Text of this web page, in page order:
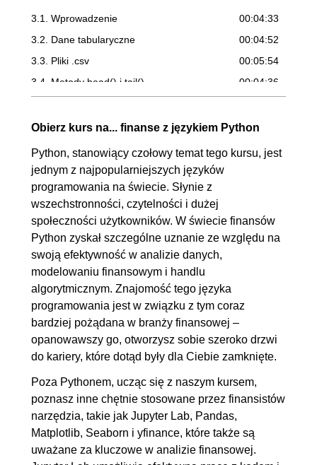
3.1. Wprowadzenie
00:04:33
3.2. Dane tabularyczne
00:04:52
3.3. Pliki .csv
00:05:54
3.4. Metody head() i tail()
00:04:36
3.6. Atrybuty i metody
00:11:22
3.8. Iloc() - zakres danych
3.9. Iloc() - wiersze i kolumny
3.10. Loc()
4. Biblioteka Pandas cz. 2 00:47:57
4.1. Pandas series i metody w
nich dostępne
4.2. Copy i copy.deepcopy
00:08:08
4.3. Sort_values() i sort_index()
4.4. Index
00:07:57
4.6. Filtrowanie OR i AND
00:04:53
4.7. Filtrowanie ISIN i
BETWEEN
5. Biblioteka Pandas cz. 3 01:07:38
Obierz kurs na... finanse z językiem Python
Python, stanowiący czołowy temat tego kursu, jest
jednym z najpopularniejszych języków
programowania na świecie. Słynie z
wszechstronności, czytelności i dużej
społeczności użytkowników. W świecie finansów
Python zyskał szczególne uznanie ze względu na
swoją efektywność w analizie danych,
modelowaniu finansowym i handlu
algorytmicznym. Znajomość tego języka
programowania jest w związku z tym coraz
bardziej pożądana w branży finansowej –
opanowawszy go, otworzysz sobie szeroko drzwi
do kariery, które dotąd były dla Ciebie zamknięte.
Poza Pythonem, ucząc się z naszym kursem,
poznasz inne chętnie stosowane przez finansistów
narzędzia, takie jak Jupyter Lab, Pandas,
Matplotlib, Seaborn i yfinance, które także są
uważane za kluczowe w analizie finansowej.